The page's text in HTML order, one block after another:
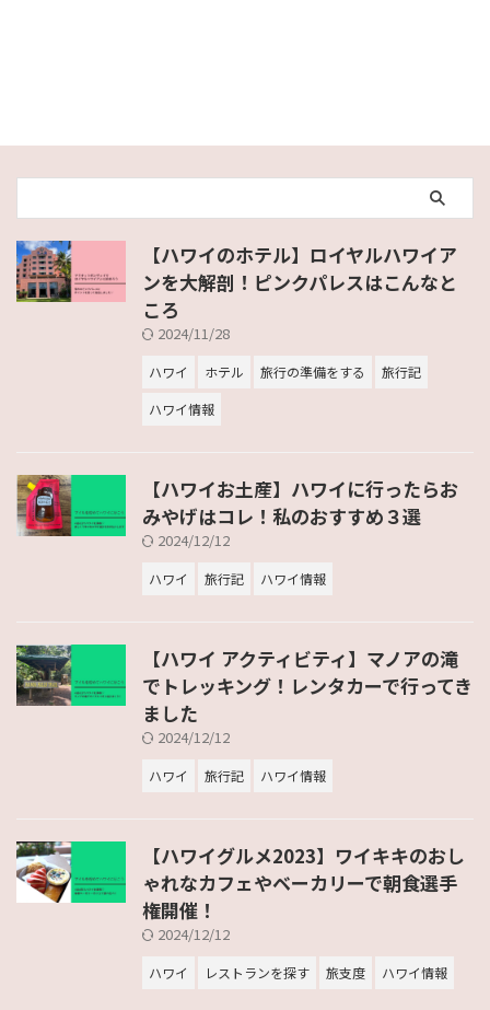
【ハワイのホテル】ロイヤルハワイア
ンを大解剖！ピンクパレスはこんなと
ころ
2024/11/28
ハワイ ホテル 旅行の準備をする
旅行記
ハワイ情報
【ハワイお土産】ハワイに行ったらお
みやげはコレ！私のおすすめ３選
2024/12/12
ハワイ 旅行記 ハワイ情報
【ハワイ アクティビティ】マノアの滝
でトレッキング！レンタカーで行ってき
ました
2024/12/12
ハワイ 旅行記 ハワイ情報
【ハワイグルメ2023】ワイキキのおし
ゃれなカフェやベーカリーで朝食選手
権開催！
2024/12/12
ハワイ レストランを探す 旅支度 ハワイ情報